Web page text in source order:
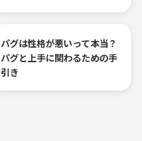
パグは性格が悪いって本当？
パグと上手に関わるための手
引き